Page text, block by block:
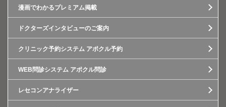
漫画でわかるプレミアム掲載
ドクターズインタビューのご案内
クリニック予約システム アポクル予約
WEB問診システム アポクル問診
レセコンアナライザー